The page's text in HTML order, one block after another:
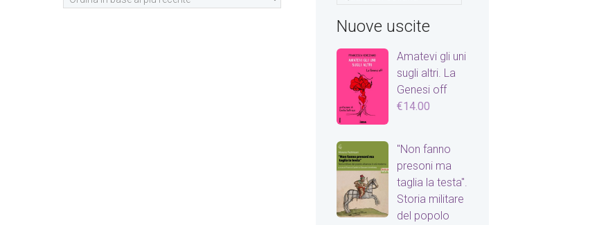
Nuove uscite
Amatevi gli uni
sugli altri. La
Genesi off
€14.00
"Non fanno
presoni ma
taglia la testa".
Storia militare
del popolo